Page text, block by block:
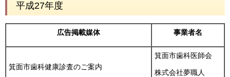
平成27年度
広告掲載媒体 事業者名
箕面市歯科健康診査のご案内
箕面市歯科医師会
株式会社夢職人